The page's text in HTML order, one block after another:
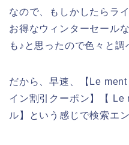
なので、もしかしたらラ
お得なウィンターセール
も♪と思ったので色々と調
だから、早速、【Le
イン割引クーポン】【 Le
ル】という感じで検索エ